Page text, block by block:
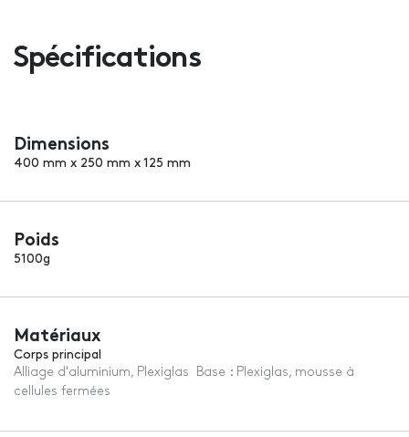
Spécifications
Dimensions
400 mm x 250 mm x 125 mm
Poids
5100g
Matériaux
Corps principal
Alliage d'aluminium, Plexiglas Base : Plexiglas, mousse à
cellules fermées